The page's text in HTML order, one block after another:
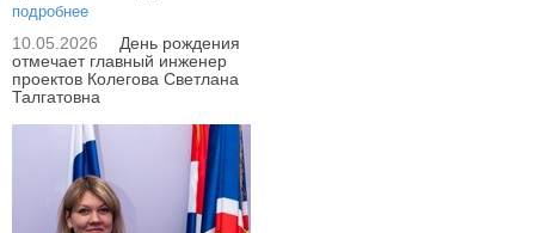
подробнее
10.05.2026
День рождения
отмечает главный инженер
проектов Колегова Светлана
Талгатовна